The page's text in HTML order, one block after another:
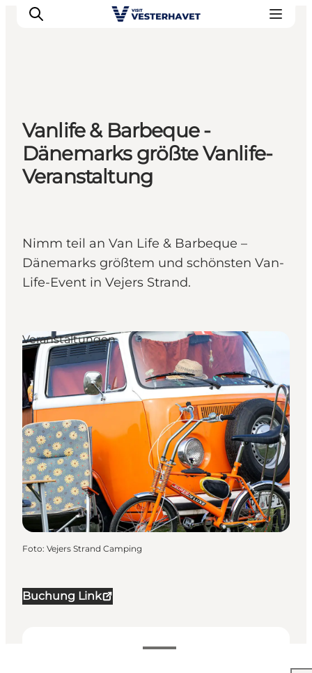
Events
Erlebnisse
Unsere Städte
Essen & Übernachtung
Vanlife & Barbeque -
Dänemarks größte Vanlife-
Veranstaltung
Nimm teil an Van Life & Barbeque –
Dänemarks größtem und schönsten Van-
Life-Event in Vejers Strand.
Buchung Link
Termine und Uhrzeiten
Veranstaltungen
Foto: Vejers Strand Camping